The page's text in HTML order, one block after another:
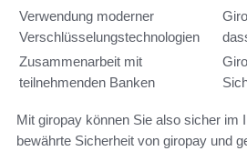
Verwendung moderner
Verschlüsselungstechnologien
Zusammenarbeit mit
teilnehmenden Banken
Mit giropay können Sie also sicher im
bewährte Sicherheit von giropay und